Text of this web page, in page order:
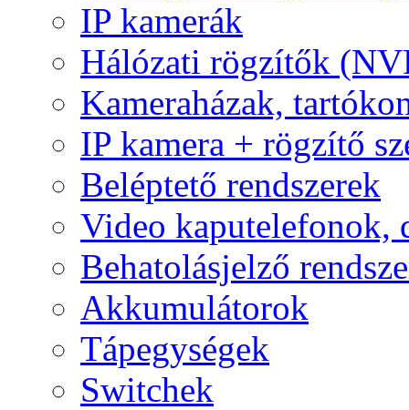
IP kamerák
Hálózati rögzítők
Kameraházak,
IP kamera + rögzítő
Beléptető rendszerek
Video kaputelefonok,
Behatolásjelző
Akkumulátorok
Tápegységek
Switchek